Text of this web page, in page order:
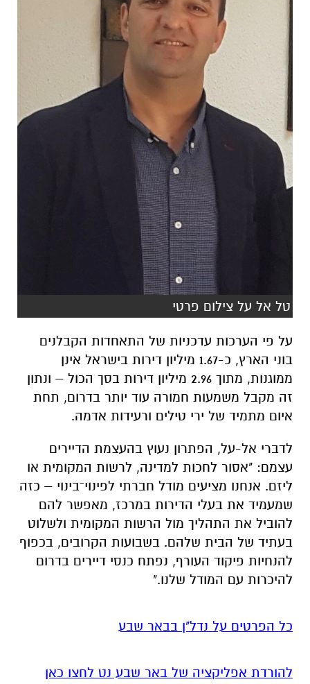
טל אל על צילום פרטי
על פי הערכות עדכניות של התאחדות הקבלנים
בוני הארץ, כ-1.67 מיליון דירות בישראל אינן
ממוגנות, מתוך 2.96 מיליון דירות בסך הכול – ונתון
איום מתמיד של ירי טילים ורעידות אדמה.
לדברי אל-על, הפתרון נעוץ בהעצמת הדיירים
עצמם:"אסור לחכות למדינה, לרשות המקומית או
ליזם. אנחנו מציעים מודל חברתי לפינוי־בינוי – כזה
להוביל את התהליך מול הרשות המקומית ולשלוט
בעתיד של הבית שלהם. בשבועות הקרובים, בכפוף
להנחיות פיקוד העורף, נפתח כנסי דיירים בדרום
להיכרות עם המודל שלנו."
כל הפרטים על נדל"ן בבאר שבע
בפרסומינו צילום שיש לכם זכויות בו, אתם רשאים